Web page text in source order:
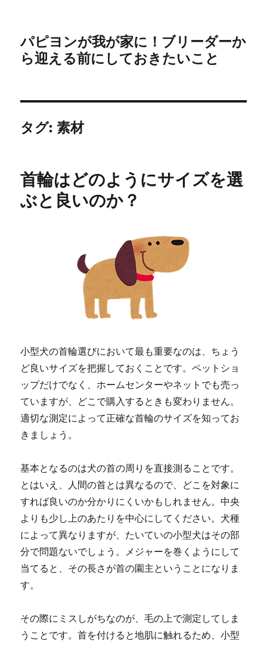
パピヨンが我が家に！ブリーダーか
ら迎える前にしておきたいこと
タグ:素材
首輪はどのようにサイズを選
ぶと良いのか？
小型犬の首輪選びにおいて最も重要なのは、ちょう
ど良いサイズを把握しておくことです。ペットショ
ップだけでなく、ホームセンターやネットでも売っ
ていますが、どこで購入するときも変わりません。
適切な測定によって正確な首輪のサイズを知ってお
きましょう。
基本となるのは犬の首の周りを直接測ることです。
とはいえ、人間の首とは異なるので、どこを対象に
すれば良いのか分かりにくいかもしれません。中央
よりも少し上のあたりを中心にしてください。犬種
によって異なりますが、たいていの小型犬はその部
分で問題ないでしょう。メジャーを巻くようにして
当てると、その長さが首の園主ということになりま
す。
その際にミスしがちなのが、毛の上で測定してしま
うことです。首を付けると地肌に触れるため、小型